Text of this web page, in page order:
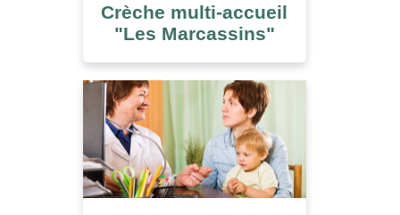
Crèche multi-accueil
"Les Marcassins"